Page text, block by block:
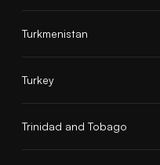
Turkmenistan
Turkey
Trinidad and Tobago